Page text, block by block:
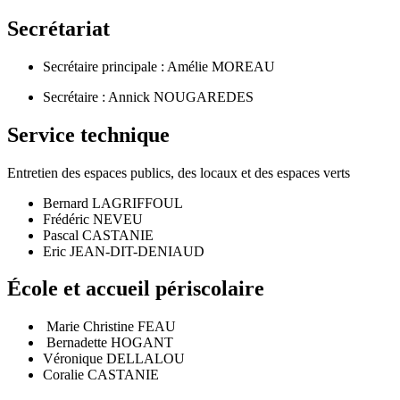
Secrétariat
Secrétaire principale : Amélie MOREAU
Secrétaire : Annick NOUGAREDES
Service technique
Entretien des espaces publics, des locaux et des espaces verts
Bernard LAGRIFFOUL
Frédéric NEVEU
Pascal CASTANIE
Eric JEAN-DIT-DENIAUD
École et accueil périscolaire
Marie Christine FEAU
Bernadette HOGANT
Véronique DELLALOU
Coralie CASTANIE